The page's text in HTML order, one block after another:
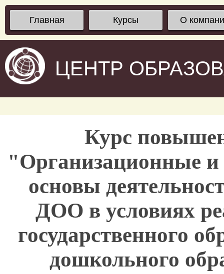
Главная Курсы О
ЦЕНТР
Курс
"Организационные и
основы
ДОО в условиях
государственного
дошкольного